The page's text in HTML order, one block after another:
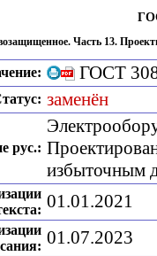
Часть 13.
ГОСТ
заменён
рус.:
избыточным
01.01.2021
01.07.2023